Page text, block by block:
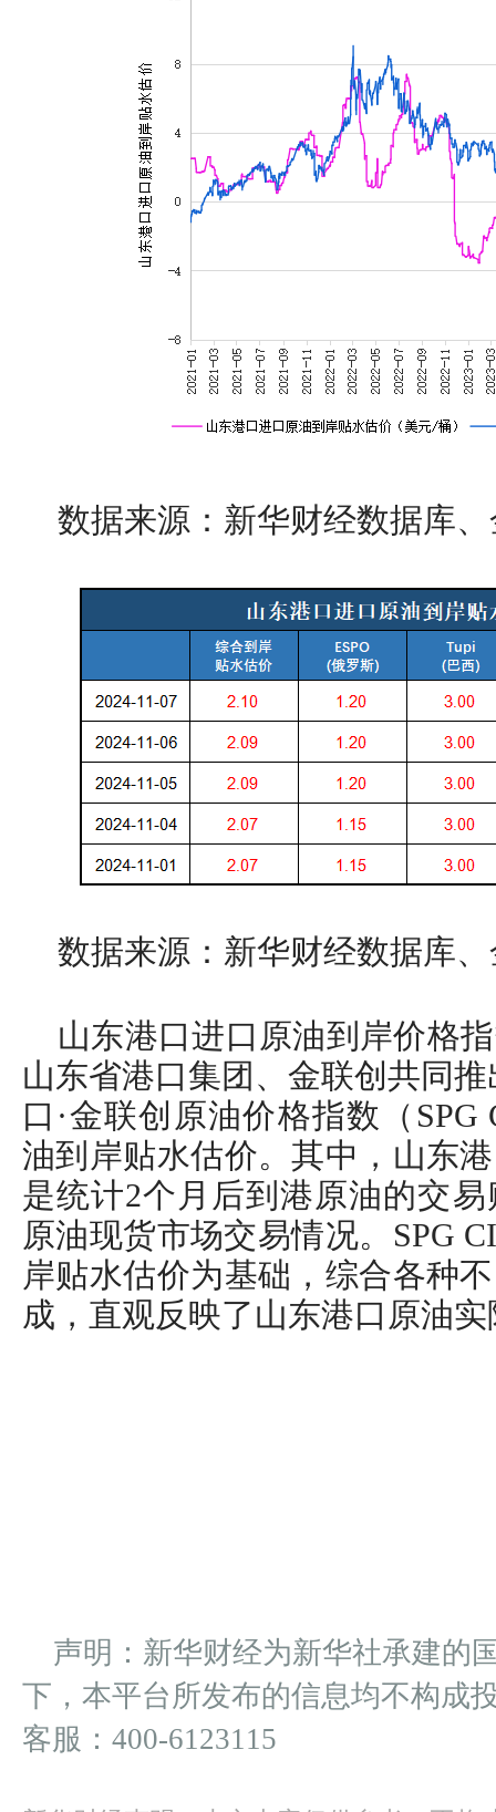
数据来源：新华财经数据库
数据来源：新华财经数据库
山东港口进口原油到岸价格
山东省港口集团、金联创共同
口·金联创原油价格指数（
油到岸贴水估价。其中，山东
是统计2个月后到港原油的交
原油现货市场交易情况。SPG
岸贴水估价为基础，综合各种
成，直观反映了山东港口原油
声明：新华财经为新华社承建的
下，本平台所发布的信息均不构成
客服：400-6123115